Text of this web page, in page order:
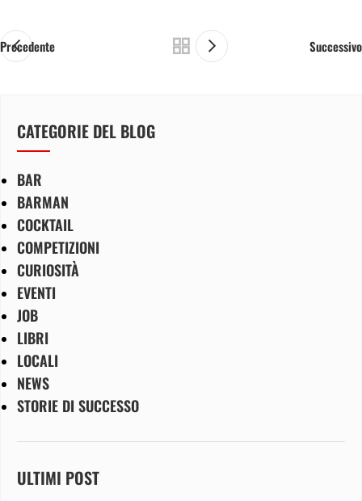
Precedente Successivo
CATEGORIE DEL BLOG
BAR
BARMAN
COCKTAIL
COMPETIZIONI
CURIOSITÀ
EVENTI
JOB
LIBRI
LOCALI
NEWS
STORIE DI SUCCESSO
ULTIMI POST